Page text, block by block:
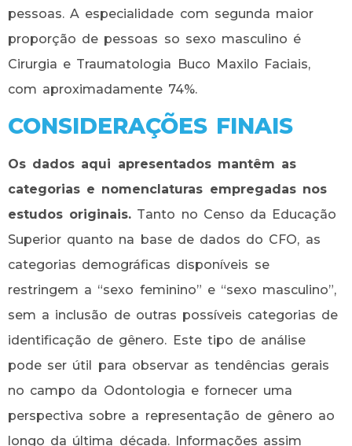
pessoas. A especialidade com segunda maior
proporção de pessoas so sexo masculino é
Cirurgia e Traumatologia Buco Maxilo Faciais,
com aproximadamente 74%.
CONSIDERAÇÕES FINAIS
Os dados aqui apresentados mantêm as
categorias e nomenclaturas empregadas nos
estudos originais. Tanto no Censo da Educação
Superior quanto na base de dados do CFO, as
categorias demográficas disponíveis se
restringem a “sexo feminino” e “sexo masculino”,
sem a inclusão de outras possíveis categorias de
identificação de gênero. Este tipo de análise
pode ser útil para observar as tendências gerais
no campo da Odontologia e fornecer uma
perspectiva sobre a representação de gênero ao
longo da última década. Informações assim